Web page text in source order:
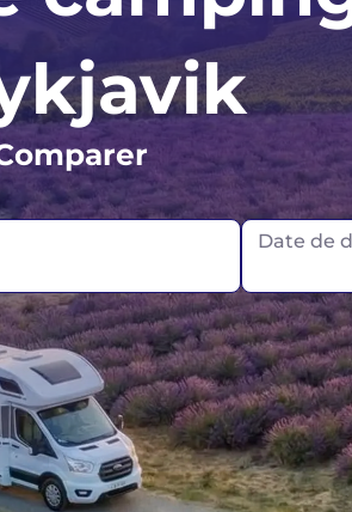
Date de